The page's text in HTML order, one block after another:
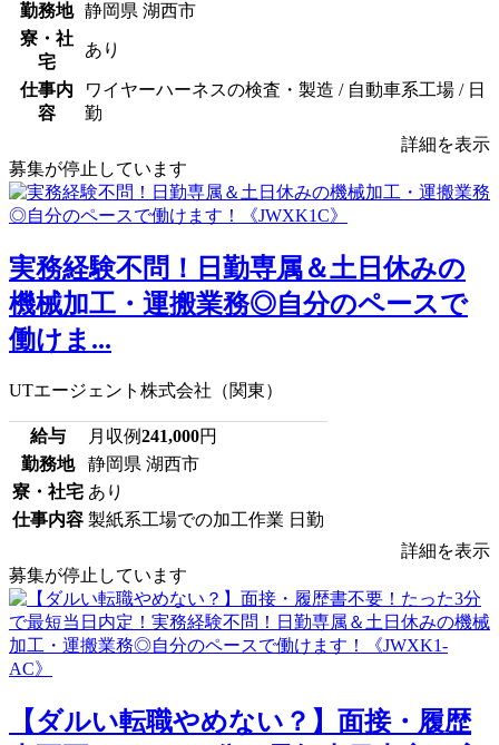
勤務地
静岡県 湖西市
寮・社
宅
あり
仕事内
容
ワイヤーハーネスの検査・製造 / 自動車系工場 / 日
勤
詳細を表示
募集が停止しています
実務経験不問！日勤専属＆土日休みの
機械加工・運搬業務◎自分のペースで
働けま...
UTエージェント株式会社（関東）
給与 月収例241,000円
勤務地
静岡県 湖西市
寮・社宅 あり
仕事内容 製紙系工場での加工作業 日勤
詳細を表示
募集が停止しています
【ダルい転職やめない？】面接・履歴